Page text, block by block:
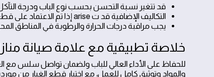
قد تتغير نسبة التحسن بحسب نوع الباب ودرجة
التكاليف الإضافية قد ت arise إذا تم الاعتماد على قطع غير أصلية دون منظومة ضمان واضحة.
يجب مراقبة درجات الحرارة والرطوبة في المناطق
خلاصة تطبيقية مع علامة صيانة
للحفاظ على الأداء العالي للباب ولضمان تواصل سلس